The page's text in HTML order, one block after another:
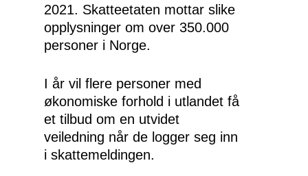
2021. Skatteetaten mottar slike
opplysninger om over 350.000
personer i Norge.
I år vil flere personer med
økonomiske forhold i utlandet få
et tilbud om en utvidet
veiledning når de logger seg inn
i skattemeldingen.